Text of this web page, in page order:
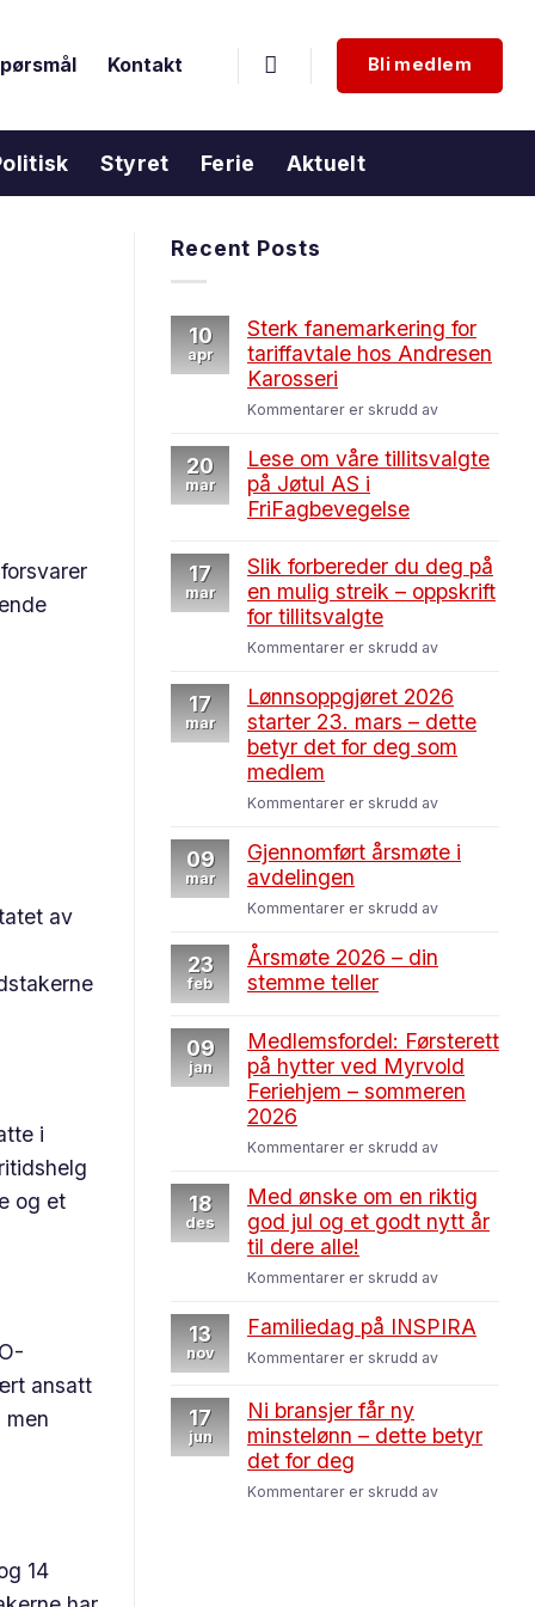
Kontakt Bli medlem
Styret Ferie Aktuelt
av
i
og et
ansatt
men
14
Recent Posts
10
apr
Sterk fanemarkering for
tariffavtale hos Andresen
Karosseri
Kommentarer er skrudd avfor
Karosseri
20
mar
Lese om våre tillitsvalgte
på Jøtul AS i
FriFagbevegelse
17
mar
Slik forbereder du deg på
en mulig streik – oppskrift
for tillitsvalgte
Kommentarer er skrudd avfor
forbereder
du
deg
på
mulig
–
17
mar
Lønnsoppgjøret 2026
starter 23. mars – dette
betyr det for deg som
medlem
Kommentarer er skrudd avfor
2026
for
deg
som
medlem
09
mar
Gjennomført årsmøte i
avdelingen
Kommentarer er skrudd avfor
23
feb
Årsmøte 2026 – din
stemme teller
09
jan
Medlemsfordel: Førsterett
på hytter ved Myrvold
Feriehjem – sommeren
2026
Kommentarer er skrudd avfor
Førsterett
på
hytter
–
sommeren
18
des
Med ønske om en riktig
god jul og et godt nytt år
til dere alle!
Kommentarer er skrudd avfor
ønske
jul
13
nov
Familiedag på INSPIRA
Kommentarer er skrudd avfor
INSPIRA
17
jun
Ni bransjer får ny
minstelønn – dette betyr
det for deg
Kommentarer er skrudd avfor